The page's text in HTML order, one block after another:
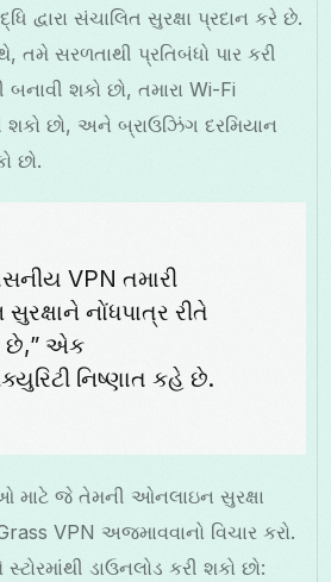
દ્વારા સંચાલિત સુરક્ષા પ્રદાન કરે છે.
તમે સરળતાથી પ્રતિબંધો પાર કરી
શકો છો, તમારા Wi-Fi
શકો છો, અને બ્રાઉઝિંગ દરમિયાન
છો.
VPN તમારી
નોંધપાત્ર રીતે
છે,” એક
નિષ્ણાત કહે છે.
માટે જે તેમની ઓનલાઇન સુરક્ષા
VPN અજમાવવાનો વિચાર કરો.
ડાઉનલોડ કરી શકો છો: